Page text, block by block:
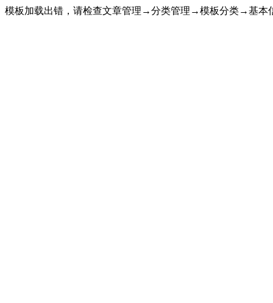
模板加载出错，请检查文章管理→分类管理→模板分类→基本